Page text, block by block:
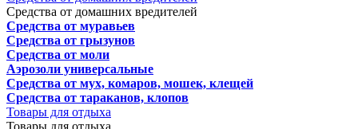
Средства от домашних вредителей
Средства от муравьев
Средства от грызунов
Средства от моли
Аэрозоли универсальные
Средства от мух, комаров, мошек, клещей
Средства от тараканов, клопов
Товары для отдыха
Товары для отдыха